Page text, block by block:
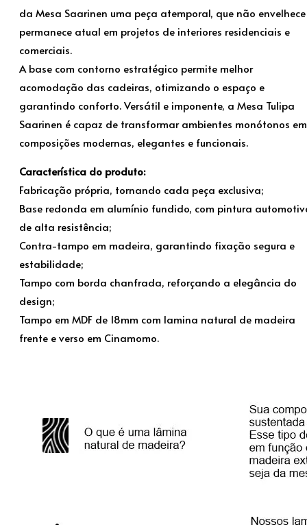
da Mesa Saarinen uma peça atemporal, que não
permanece atual em projetos de interiores residenciais e
comerciais.
A base com contorno estratégico permite melhor
acomodação das cadeiras, otimizando o espaço e
garantindo conforto. Versátil e imponente, a Mesa Tulipa
Saarinen é capaz de transformar ambientes monótonos em
composições modernas, elegantes e funcionais.
Característica do produto:
Fabricação própria, tornando cada peça exclusiva;
Base redonda em alumínio fundido, com pintura
de alta resistência;
Contra-tampo em madeira, garantindo fixação segura e
estabilidade;
Tampo com borda chanfrada, reforçando a elegância do
design;
Tampo em MDF de 18mm com lamina natural de madeira
frente e verso em Cinamomo.